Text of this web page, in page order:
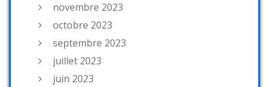
novembre 2023
octobre 2023
septembre 2023
juillet 2023
juin 2023